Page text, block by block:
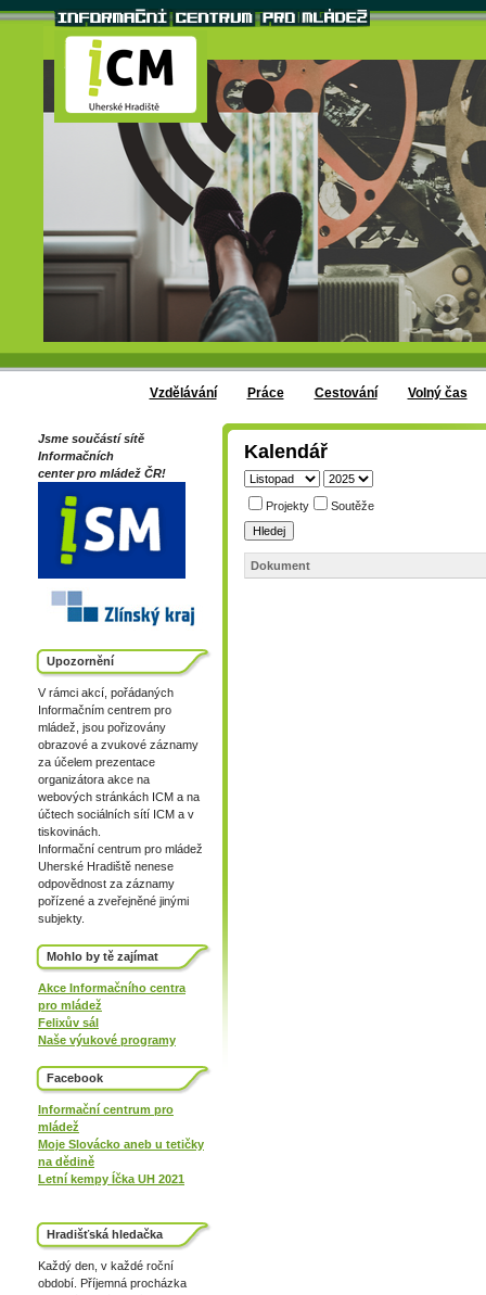
Vzdělávání Práce Cestování Volný čas
Jsme součástí sítě
Informačních
center pro mládež ČR!
Upozornění
V rámci akcí, pořádaných
Informačním centrem pro
mládež, jsou pořizovány
obrazové a zvukové záznamy
za účelem prezentace
organizátora akce na
webových stránkách ICM a na
účtech sociálních sítí ICM a v
tiskovinách.
Informační centrum pro mládež
Uherské Hradiště nenese
odpovědnost za záznamy
pořízené a zveřejněné jinými
subjekty.
Mohlo by tě zajímat
Akce Informačního centra
pro mládež
Felixův sál
Naše výukové programy
Facebook
Informační centrum pro
mládež
Moje Slovácko aneb u tetičky
na dědině
Letní kempy Íčka UH 2021
Hradišťská hledačka
Každý den, v každé roční
období. Příjemná procházka
Kalendář
Projekty Soutěže
Dokument